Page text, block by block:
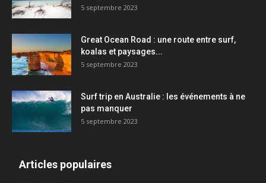
5 septembre 2023
Great Ocean Road : une route entre surf,
koalas et paysages...
5 septembre 2023
Surf trip en Australie : les événements à ne
pas manquer
5 septembre 2023
Articles populaires